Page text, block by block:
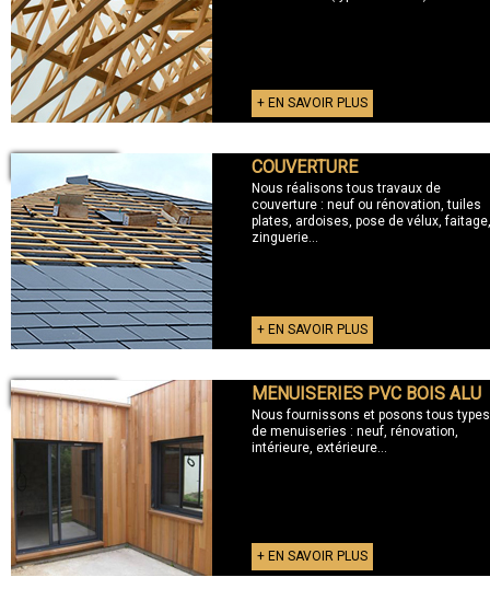
+ EN SAVOIR PLUS
COUVERTURE
Nous réalisons tous travaux de
couverture : neuf ou rénovation, tuiles
plates, ardoises, pose de vélux, faitage,
zinguerie...
+ EN SAVOIR PLUS
+ MENUISERIES MENUISERIES PVC BOIS ALU
Nous fournissons et posons tous types
de menuiseries : neuf, rénovation,
intérieure, extérieure...
+ EN SAVOIR PLUS